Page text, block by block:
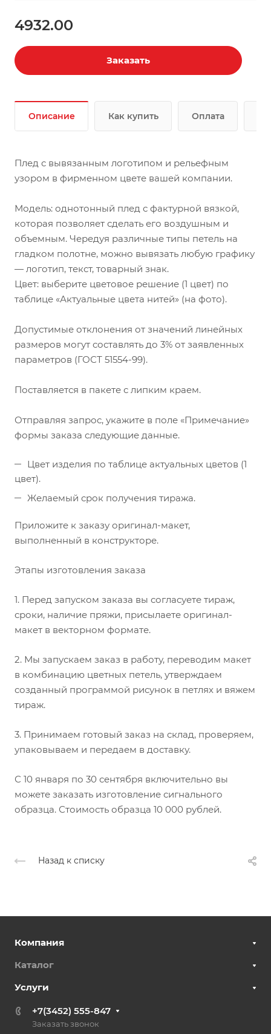
4932.00
Заказать
Описание Как купить Оплата
Плед с вывязанным логотипом и рельефным
узором в фирменном цвете вашей компании.
Модель: однотонный плед с фактурной вязкой,
которая позволяет сделать его воздушным и
объемным. Чередуя различные типы петель на
гладком полотне, можно вывязать любую графику
— логотип, текст, товарный знак.
Цвет: выберите цветовое решение (1 цвет) по
таблице «Актуальные цвета нитей» (на фото).
Допустимые отклонения от значений линейных
размеров могут составлять до 3% от заявленных
параметров (ГОСТ 51554-99).
Поставляется в пакете с липким краем.
Отправляя запрос, укажите в поле «Примечание»
формы заказа следующие данные.
Цвет изделия по таблице актуальных цветов (1
цвет).
Желаемый срок получения тиража.
Приложите к заказу оригинал-макет,
выполненный в конструкторе.
Этапы изготовления заказа
1. Перед запуском заказа вы согласуете тираж,
сроки, наличие пряжи, присылаете оригинал-
макет в векторном формате.
2. Мы запускаем заказ в работу, переводим макет
в комбинацию цветных петель, утверждаем
созданный программой рисунок в петлях и вяжем
тираж.
3. Принимаем готовый заказ на склад, проверяем,
упаковываем и передаем в доставку.
С 10 января по 30 сентября включительно вы
можете заказать изготовление сигнального
образца. Стоимость образца 10 000 рублей.
Назад к списку
Компания
Каталог
Услуги
+7(3452) 555-847
Заказать звонок